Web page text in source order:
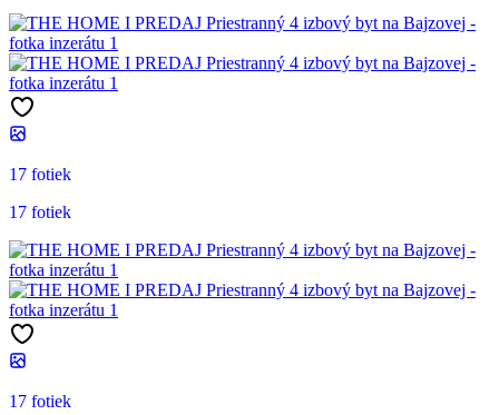
17 fotiek
17 fotiek
17 fotiek